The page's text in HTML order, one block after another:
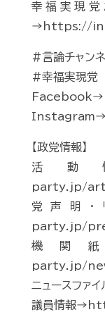
幸福実現
→https://
#言論チャン
#幸福実現党
【政党情報】
活動
party.jp/
党声明・
party.jp/
機関紙
party.jp/
ニュースフ
議員情報